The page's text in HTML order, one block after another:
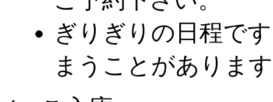
ぎりぎりの日程で
まうことがありま